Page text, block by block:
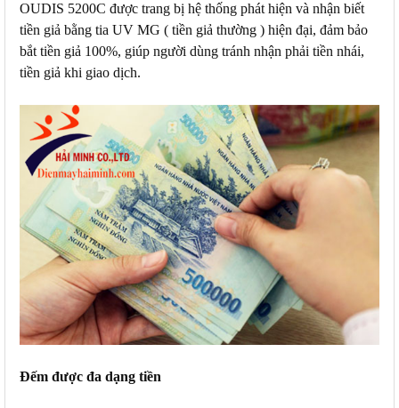
OUDIS 5200C được trang bị hệ thống phát hiện và nhận biết
tiền giả bằng tia UV MG ( tiền giả thường ) hiện đại, đảm bảo
bắt tiền giả 100%, giúp người dùng tránh nhận phải tiền nhái,
tiền giả khi giao dịch.
Đếm được đa dạng tiền